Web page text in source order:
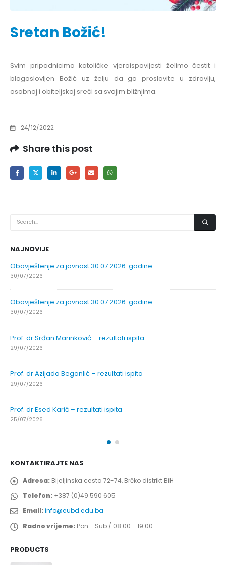
Sretan Božić!
Svim pripadnicima katoličke vjeroispovijesti želimo čestit i
blagoslovljen Božić uz želju da ga proslavite u zdravlju,
osobnoj i obiteljskoj sreći sa svojim bližnjima.
24/12/2022
Share this post
NAJNOVIJE
Obavještenje za javnost 30.07.2026. godine
30/07/2026
Obavještenje za javnost 30.07.2026. godine
30/07/2026
Prof. dr Srđan Marinković – rezultati ispita
29/07/2026
Prof. dr Azijada Beganlić – rezultati ispita
29/07/2026
Prof. dr Esed Karić – rezultati ispita
25/07/2026
KONTAKTIRAJTE NAS
Adresa: Bijeljinska cesta 72-74, Brčko distrikt BiH
Telefon: +387 (0)49 590 605
Email:info@eubd.edu.ba
Radno vrijeme: Pon - Sub / 08:00 - 19:00
PRODUCTS